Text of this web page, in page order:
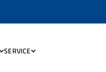
SERVICE